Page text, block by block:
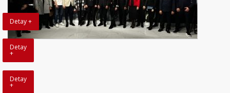
Detay +
Detay
+
Detay
+